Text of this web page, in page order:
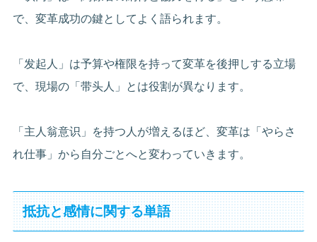
で、変革成功の鍵としてよく語られます。
「发起人」は予算や権限を持って変革を後押しする立場
で、現場の「带头人」とは役割が異なります。
「主人翁意识」を持つ人が増えるほど、変革は「やらさ
れ仕事」から自分ごとへと変わっていきます。
抵抗と感情に関する単語